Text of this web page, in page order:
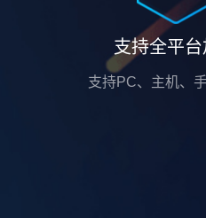
支持全平台
支持PC、主机、